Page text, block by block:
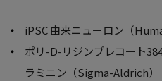
iPSC 由来ニューロン（
ポリ-D-リジンプレコート
ラミニン（Sigma-Aldrich）